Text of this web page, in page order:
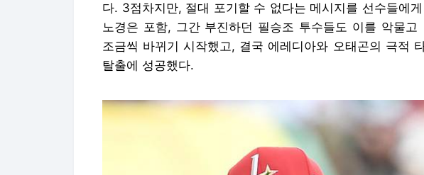
다. 3점차지만, 절대 포기할 수 없다는 메시지를 선수들에
노경은 포함, 그간 부진하던 필승조 투수들도 이를 악물
조금씩 바뀌기 시작했고, 결국 에레디아와 오태곤의 극적
탈출에 성공했다.